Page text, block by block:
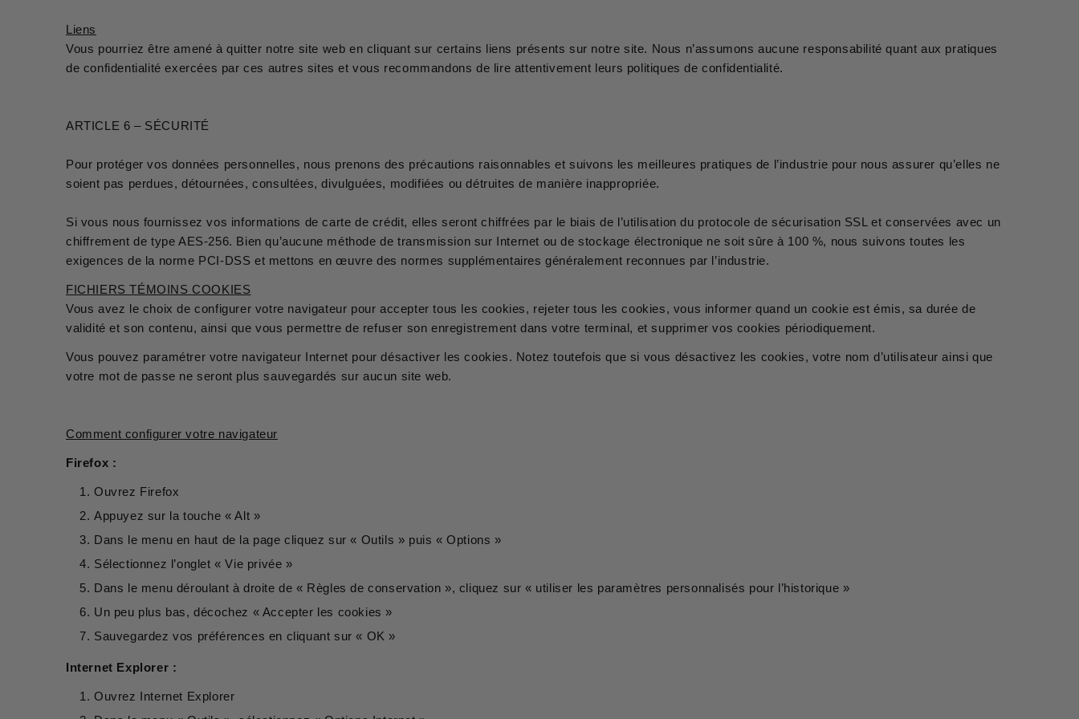
Liens
Vous pourriez être amené à quitter notre site web en cliquant sur certains liens présents sur notre site. Nous n’assumons aucune responsabilité quant aux pratiques
de confidentialité exercées par ces autres sites et vous recommandons de lire attentivement leurs politiques de confidentialité.
ARTICLE 6 – SÉCURITÉ
Pour protéger vos données personnelles, nous prenons des précautions raisonnables et suivons les meilleures pratiques de l’industrie pour nous assurer qu’elles ne
soient pas perdues, détournées, consultées, divulguées, modifiées ou détruites de manière inappropriée.
Si vous nous fournissez vos informations de carte de crédit, elles seront chiffrées par le biais de l’utilisation du protocole de sécurisation SSL et conservées avec un
chiffrement de type AES-256. Bien qu’aucune méthode de transmission sur Internet ou de stockage électronique ne soit sûre à 100 %, nous suivons toutes les
exigences de la norme PCI-DSS et mettons en œuvre des normes supplémentaires généralement reconnues par l’industrie.
FICHIERS TÉMOINS COOKIES
Vous avez le choix de configurer votre navigateur pour accepter tous les cookies, rejeter tous les cookies, vous informer quand un cookie est émis, sa durée de
validité et son contenu, ainsi que vous permettre de refuser son enregistrement dans votre terminal, et supprimer vos cookies périodiquement.
Vous pouvez paramétrer votre navigateur Internet pour désactiver les cookies. Notez toutefois que si vous désactivez les cookies, votre nom d’utilisateur ainsi que
votre mot de passe ne seront plus sauvegardés sur aucun site web.
Comment configurer votre navigateur
Firefox :
Ouvrez Firefox
Appuyez sur la touche « Alt »
Dans le menu en haut de la page cliquez sur « Outils » puis « Options »
Sélectionnez l’onglet « Vie privée »
Dans le menu déroulant à droite de « Règles de conservation », cliquez sur « utiliser les paramètres personnalisés pour l’historique »
Un peu plus bas, décochez « Accepter les cookies »
Sauvegardez vos préférences en cliquant sur « OK »
Internet Explorer :
Ouvrez Internet Explorer